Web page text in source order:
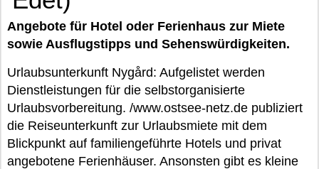
Angebote für Hotel oder Ferienhaus zur Miete
sowie Ausflugstipps und Sehenswürdigkeiten.
Urlaubsunterkunft Nygård: Aufgelistet werden
Dienstleistungen für die selbstorganisierte
Urlaubsvorbereitung. /www.ostsee-netz.de publiziert
die Reiseunterkunft zur Urlaubsmiete mit dem
Blickpunkt auf familiengeführte Hotels und privat
angebotene Ferienhäuser. Ansonsten gibt es kleine